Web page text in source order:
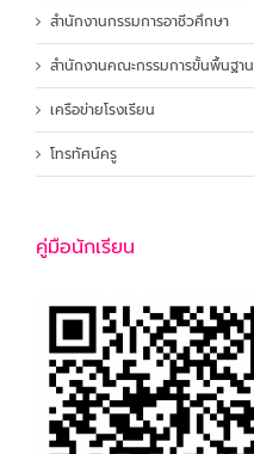
สำนักงานกรรมการอาชีวศึกษา
สำนักงานคณะกรรมการขั้นพื้นฐาน
เครือข่ายโรงเรียน
โทรทัศน์ครู
คู่มือนักเรียน